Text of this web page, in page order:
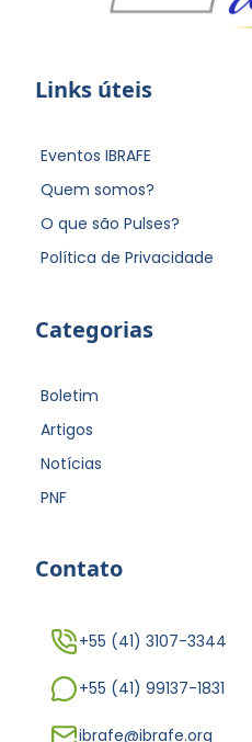
Links úteis
Eventos IBRAFE
Quem somos?
O que são Pulses?
Política de Privacidade
Categorias
Boletim
Artigos
Notícias
PNF
Contato
+55 (41) 3107-3344
+55 (41) 99137-1831
ibrafe@ibrafe.org